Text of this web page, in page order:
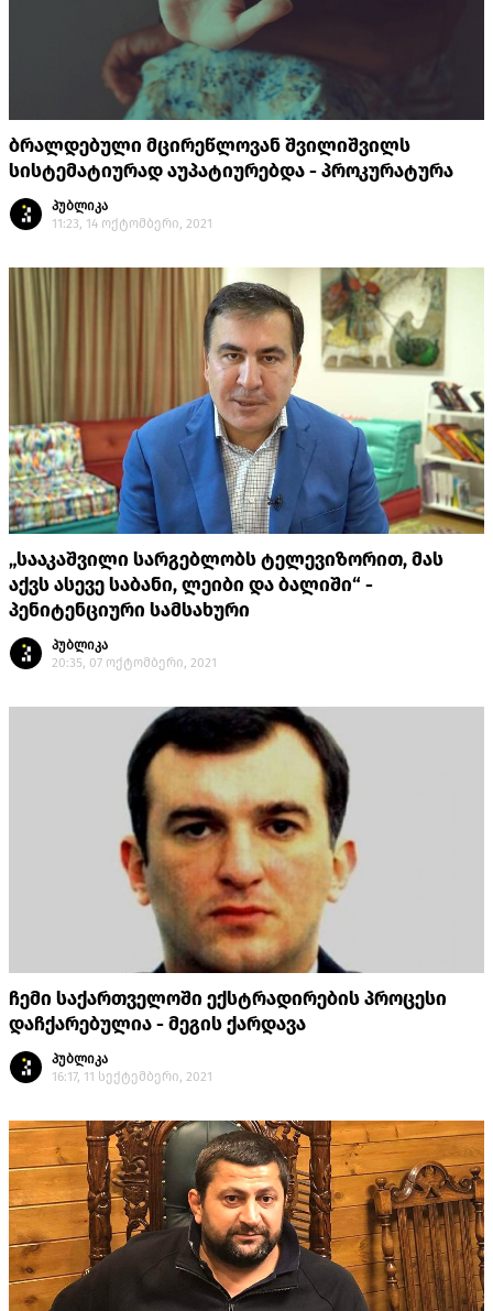
ბრალდებული მცირეწლოვან შვილიშვილს
სისტემატიურად აუპატიურებდა - პროკურატურა
პუბლიკა
11:23, 14 ოქტომბერი, 2021
„სააკაშვილი სარგებლობს ტელევიზორით, მას
აქვს ასევე საბანი, ლეიბი და ბალიში“ -
პენიტენციური სამსახური
პუბლიკა
20:35, 07 ოქტომბერი, 2021
ჩემი საქართველოში ექსტრადირების პროცესი
დაჩქარებულია - მეგის ქარდავა
პუბლიკა
16:17, 11 სექტემბერი, 2021